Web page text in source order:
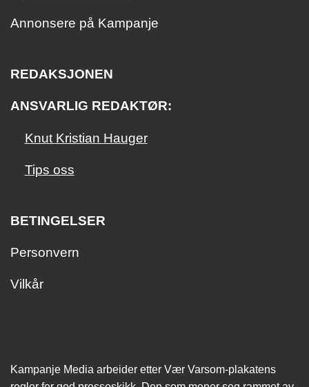
Annonsere på Kampanje
REDAKSJONEN
ANSVARLIG REDAKTØR:
Knut Kristian Hauger
Tips oss
BETINGELSER
Personvern
Vilkår
Kampanje Media arbeider etter Vær Varsom-plakatens